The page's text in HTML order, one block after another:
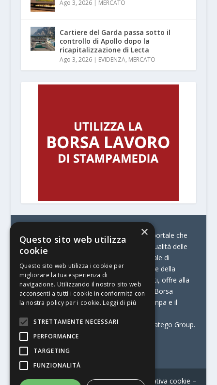
Ago 3, 2026| MERCATO
Cartiere del Garda passa sotto il
controllo di Apollo dopo la
ricapitalizzazione di Lecta
Ago 3, 2026| EVIDENZA, MERCATO
© Stratego Group –
stampamedia.net è il portale che
racconta le innovazioni tecnologiche e l’attualità delle
aziende di stampa e di converting. È il portale di
riferimento per chi opera in Italia nel settore della
comunicazione stampata. Oltre ai contenuti, offre alla
propria community diversi servizi come:
la Borsa
Lavoro, la Print Connection, i Big della Stampa e il
Stampamedia.net è una delle testate di Stratego Group.
Partita IVA07921450156
Contatti–Informativa privacy–Informativa cookie –
×
Questo sito web utilizza
cookie
Questo sito web utilizza i cookie per
migliorare la tua esperienza di
navigazione. Utilizzando il nostro sito web
acconsenti a tutti i cookie in conformità con
la nostra policy per i cookie. Leggi di più
STRETTAMENTE NECESSARI
PERFORMANCE
TARGETING
FUNZIONALITÀ